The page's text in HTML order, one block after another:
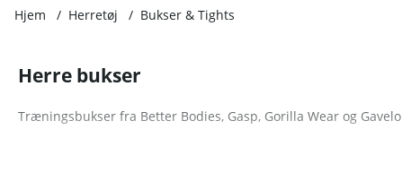
Hjem Herretøj Bukser & Tights
Herre bukser
Træningsbukser fra Better Bodies, Gasp, Gorilla Wear og Gavelo